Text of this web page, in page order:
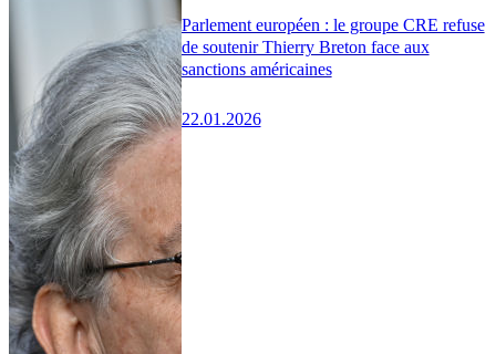
Parlement européen : le groupe CRE refuse
de soutenir Thierry Breton face aux
sanctions américaines
22.01.2026